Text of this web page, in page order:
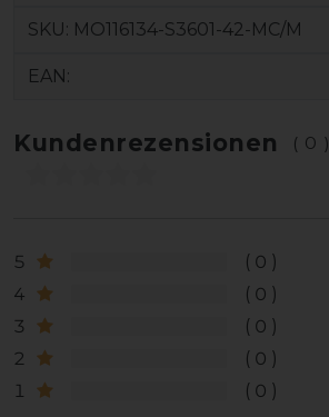
SKU: MO116134-S3601-42-MC/M
EAN:
Kundenrezensionen (0)
5
0
4
0
3
0
2
0
1
0